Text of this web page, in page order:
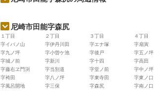
尼崎市田能字森尻
１丁目 ２丁目 ３丁目 ４丁目
字イバノ山
字伊丹川田 字エナ塚 字扇寅
字九ノ坪
字小曽ケ池 字後戸 字五ノ坪
字城ノ前
字新川 字十四 字高田
字藤右ヱ門渕
字当別道 字堂ノ前 字中ノ坪
字袴田
字八ノ坪 字東寺田 字東ノ口
字風呂開地
字三保 字森尻 字南ノ口